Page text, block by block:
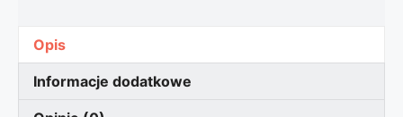
Opis
Informacje dodatkowe